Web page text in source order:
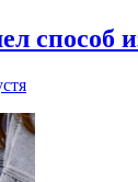
способ